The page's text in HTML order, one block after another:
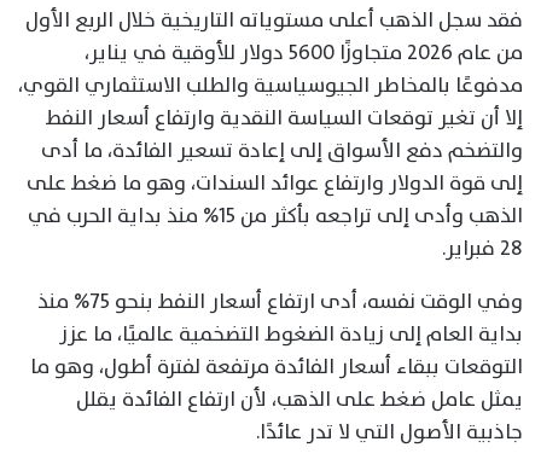
فقد سجل الذهب أعلى مستوياته التاريخية خلال الربع الأول
من عام 2026 متجاوزًا 5600 دولار للأوقية في يناير،
مدفوعًا بالمخاطر الجيوسياسية والطلب الاستثماري القوي،
إلا أن تغير توقعات السياسة النقدية وارتفاع أسعار النفط
والتضخم دفع الأسواق إلى إعادة تسعير الفائدة، ما أدى
إلى قوة الدولار وارتفاع عوائد السندات، وهو ما ضغط على
الذهب وأدى إلى تراجعه بأكثر من 15% منذ بداية الحرب في
28 فبراير.
وفي الوقت نفسه، أدى ارتفاع أسعار النفط بنحو 75% منذ
بداية العام إلى زيادة الضغوط التضخمية عالميًا، ما عزز
التوقعات ببقاء أسعار الفائدة مرتفعة لفترة أطول، وهو ما
يمثل عامل ضغط على الذهب، لأن ارتفاع الفائدة يقلل
جاذبية الأصول التي لا تدر عائدًا.